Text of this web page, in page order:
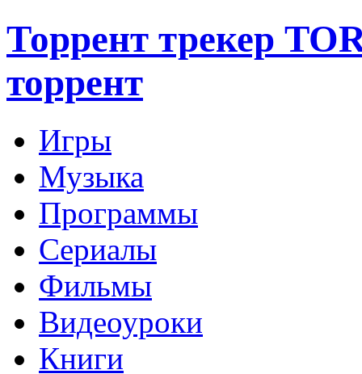
Торрент трекер
торрент
Игры
Музыка
Программы
Сериалы
Фильмы
Видеоуроки
Книги